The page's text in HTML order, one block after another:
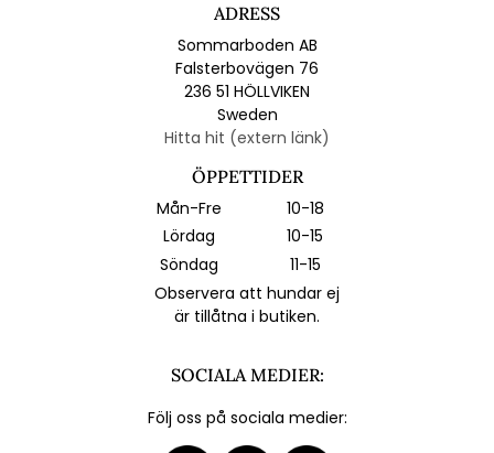
ADRESS
Sommarboden AB
Falsterbovägen 76
236 51 HÖLLVIKEN
Sweden
Hitta hit (extern länk)
ÖPPETTIDER
Mån-Fre
10-18
Lördag
10-15
Söndag
11-15
Observera att hundar ej
är tillåtna i butiken.
SOCIALA MEDIER:
Följ oss på sociala medier: